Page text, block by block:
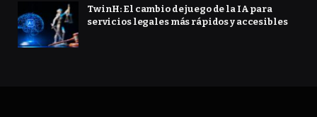
TwinH: El cambio de juego de la IA para
servicios legales más rápidos y accesibles